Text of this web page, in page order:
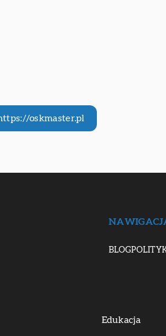
oskmaster.pl
BLOG
Edukacja